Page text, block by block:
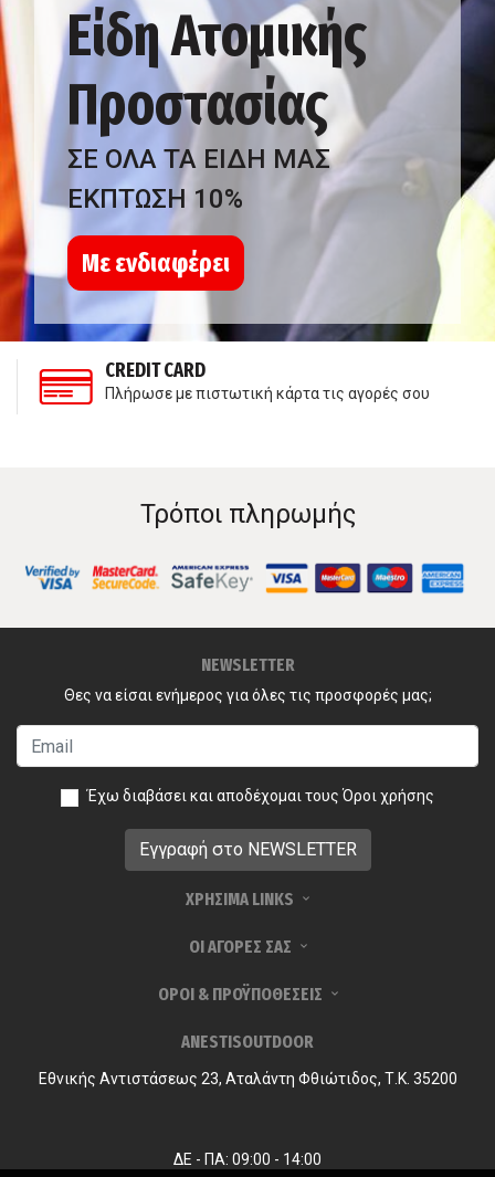
Είδη Ατομικής
Προστασίας
ΣΕ ΟΛΑ ΤΑ ΕΙΔΗ ΜΑΣ
ΕΚΠΤΩΣΗ 10%
Με ενδιαφέρει
CREDIT CARD
Πλήρωσε με πιστωτική κάρτα τις αγορές σου
Τρόποι πληρωμής
NEWSLETTER
Θες να είσαι ενήμερος για όλες τις προσφορές μας;
Έχω διαβάσει και αποδέχομαι τους Όροι χρήσης
ΧΡΗΣΙΜΑ LINKS
ΟΙ ΑΓΟΡΕΣ ΣΑΣ
ΟΡΟΙ & ΠΡΟΫΠΟΘΕΣΕΙΣ
ANESTISOUTDOOR
Εθνικής Αντιστάσεως 23, Αταλάντη Φθιώτιδος, Τ.Κ. 35200
ΔΕ - ΠΑ: 09:00 - 14:00